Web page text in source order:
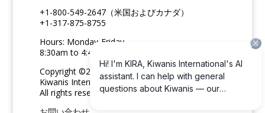
+1-800-549-2647（米国およびカナダ）
+1-317-875-8755
Hours: Monday-Friday
8:30am to 4:45pm ET
Copyright ©2026
Kiwanis International
All rights reserved